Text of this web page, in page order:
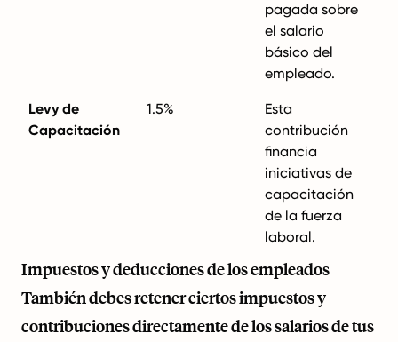
pagada sobre
el salario
básico del
empleado.
Levy de
Capacitación
1.5%
Esta
contribución
financia
iniciativas de
capacitación
de la fuerza
laboral.
Impuestos y deducciones de los empleados
También debes retener ciertos impuestos y
contribuciones directamente de los salarios de tus